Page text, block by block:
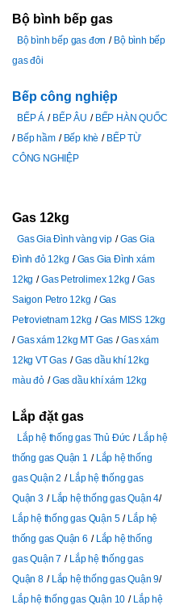
Bộ bình bếp gas
Bộ bình bếp gas đơn
Bộ bình bếp
gas đôi
Bếp công nghiệp
BẾP Á BẾP ÂU
BẾP HÀN QUỐC
Bếp hầm
Bếp khè
BẾP TỪ
CÔNG NGHIỆP
Gas 12kg
Gas Gia Đình vàng vip
Gas Gia
Đình đỏ 12kg
Gas Gia Đình xám
12kg
Gas Petrolimex 12kg
Gas
Saigon Petro 12kg
Gas
Petrovietnam 12kg
Gas MISS 12kg
Gas xám 12kg MT Gas
Gas xám
12kg VT Gas
Gas dầu khí 12kg
màu đỏ
Gas dầu khí xám 12kg
Lắp đặt gas
Lắp hệ thống gas Thủ Đức
Lắp hệ
thống gas Quận 1
Lắp hệ thống
gas Quận 2
Lắp hệ thống gas
Quận 3
Lắp hệ thống gas Quận 4
Lắp hệ thống gas Quận 5
Lắp hệ
thống gas Quận 6
Lắp hệ thống
gas Quận 7
Lắp hệ thống gas
Quận 8
Lắp hệ thống gas Quận 9
Lắp hệ thống gas Quận 10
Lắp hệ